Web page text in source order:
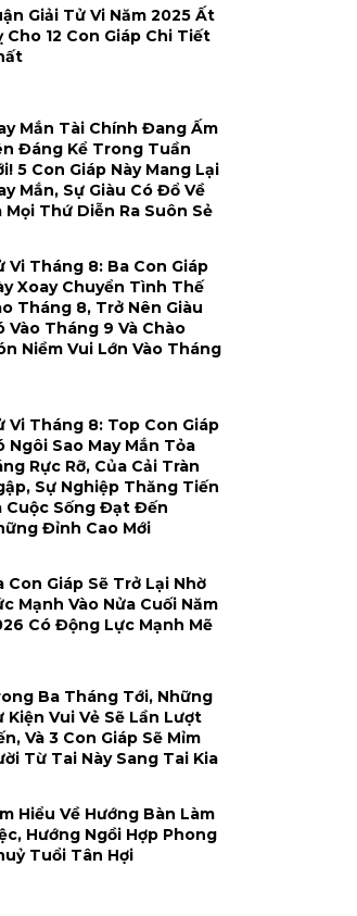
Giải Tử Vi Năm 2025 Ất
Cho 12 Con Giáp Chi Tiết
Mắn Tài Chính Đang Ấm
Đáng Kể Trong Tuần
5 Con Giáp Này Mang Lại
Mắn, Sự Giàu Có Đổ Về
Mọi Thứ Diễn Ra Suôn Sẻ
Vi Tháng 8: Ba Con Giáp
Xoay Chuyển Tình Thế
Tháng 8, Trở Nên Giàu
Vào Tháng 9 Và Chào
Niềm Vui Lớn Vào Tháng
Vi Tháng 8: Top Con Giáp
Ngôi Sao May Mắn Tỏa
Rực Rỡ, Của Cải Tràn
Sự Nghiệp Thăng Tiến
Cuộc Sống Đạt Đến
Đỉnh Cao Mới
Con Giáp Sẽ Trở Lại Nhờ
Mạnh Vào Nửa Cuối Năm
Có Động Lực Mạnh Mẽ
Ba Tháng Tới, Những
Kiện Vui Vẻ Sẽ Lần Lượt
Và 3 Con Giáp Sẽ Mỉm
Từ Tai Này Sang Tai Kia
Hiểu Về Hướng Bàn Làm
Hướng Ngồi Hợp Phong
Tuổi Tân Hợi